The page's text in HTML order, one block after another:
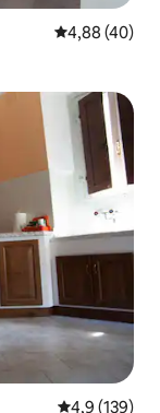
Gemiddelde
4,88 (40)
Gemiddelde
4,9 (139)